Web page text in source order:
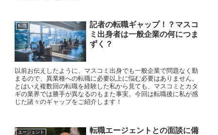
転職
記者の転職ギャップ！？マスコ
ミ出身者は一般企業の何につま
ずく？
以前お伝えしたように、マスコミ出身でも一般企業で問題なく勤
まるので、異業種への転職に必要以上に悩む必要はありません。
とはいえ複数回の転職を経験した私から見ても、マスコミとカタ
ギの業界では勝手が異なるのもまた事実。今回は転職後に私が感
じた諸々のギャップをご紹介します！
エージェント
転職エージェントとの面談に備